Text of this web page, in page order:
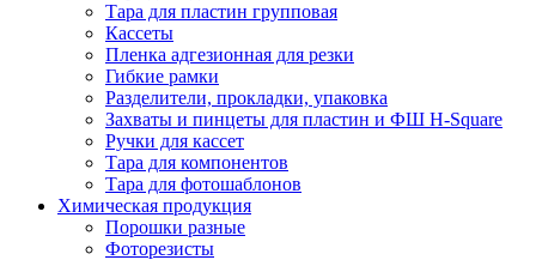
Тара для пластин групповая
Кассеты
Пленка адгезионная для резки
Гибкие рамки
Разделители, прокладки, упаковка
Захваты и пинцеты для пластин и ФШ H-Square
Ручки для кассет
Тара для компонентов
Тара для фотошаблонов
Химическая продукция
Порошки разные
Фоторезисты